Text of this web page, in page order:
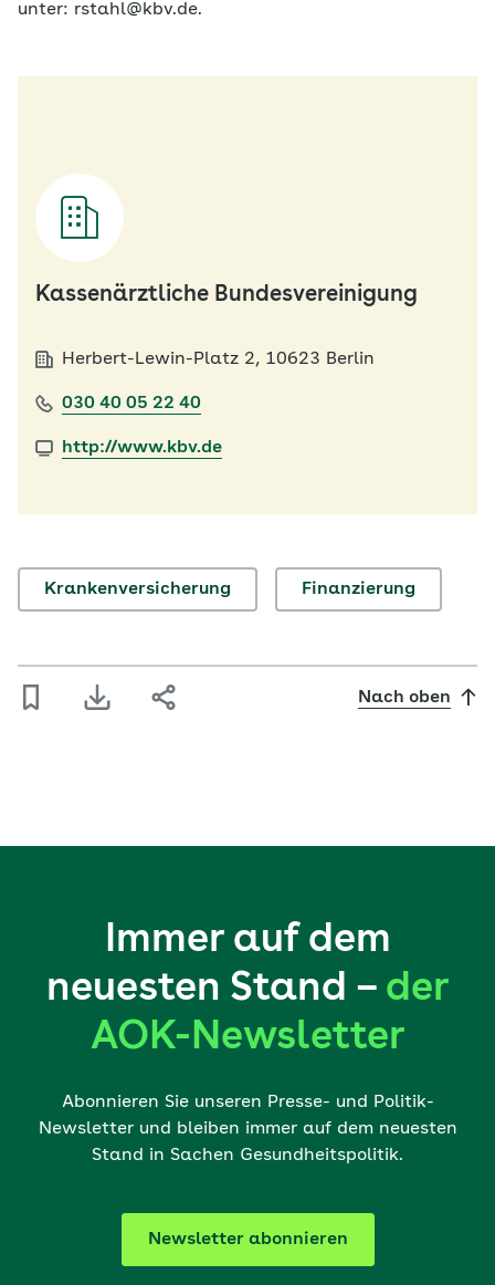
unter: rstahl@kbv.de.
Kassenärztliche Bundesvereinigung
Herbert-Lewin-Platz 2, 10623 Berlin
030 40 05 22 40
http://www.kbv.de
Krankenversicherung Finanzierung
Nach oben
Immer auf dem
neuesten Stand – der
AOK-Newsletter
Abonnieren Sie unseren Presse- und Politik-
Newsletter und bleiben immer auf dem neuesten
Stand in Sachen Gesundheitspolitik.
Newsletter abonnieren